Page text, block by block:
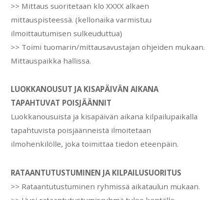
>> Mittaus suoritetaan klo XXXX alkaen
mittauspisteessä. (kellonaika varmistuu
ilmoittautumisen sulkeuduttua)
>> Toimi tuomarin/mittausavustajan ohjeiden mukaan.
Mittauspaikka hallissa.
LUOKKANOUSUT JA KISAPÄIVÄN AIKANA
TAPAHTUVAT POISJÄÄNNIT
Luokkanousuista ja kisapäivän aikana kilpailupaikalla
tapahtuvista poisjäänneistä ilmoitetaan
ilmohenkilölle, joka toimittaa tiedon eteenpäin.
RATAANTUTUSTUMINEN JA KILPAILUSUORITUS
>> Rataantutustuminen ryhmissä aikataulun mukaan.